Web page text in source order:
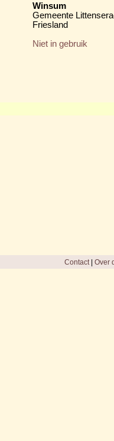
Winsum
Gemeente
Friesland
Niet in gebruik
Contact| Over